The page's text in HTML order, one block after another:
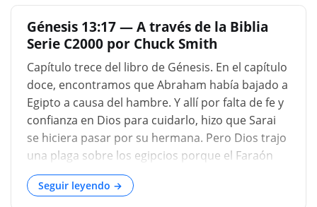
algunos no lo dan más de unos ciento setenta u
ochenta millas de longitud, de norte a sur, y
alrededor de ciento cuarenta en amplitud de
este a oeste, donde se encuentra más amplio, ya
que está hacia el sur, y pero alrededor de
setenta donde Más estrecho, como lo es hacia el
norte: pero se observa D desde los mapas más
recientes y más precisos, que parece extenderse
cerca de doscientas millas de largo, y
medio, y diez o quince o men...
Génesis 13:17 — A través de la Biblia
Serie C2000 por Chuck Smith
Capítulo trece del libro de Génesis. En el capítulo
doce, encontramos que Abraham había bajado a
Egipto a causa del hambre. Y allí por falta de fe y
confianza en Dios para cuidarlo, hizo que Sarai
se hiciera pasar por su hermana. Pero Dios trajo
una plaga sobre los egipcios porque el Faraón
más o menos la había llevado a su harén y
reprendió a Abraham por el engaño y ordenó a
Seguir leyendo →